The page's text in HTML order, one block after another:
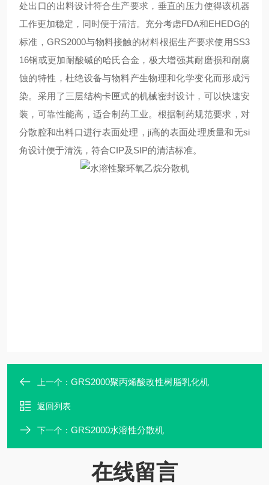
处出口的出料设计符合生产要求，垂直的压力使得该机器
工作更加稳定，同时便于清洁。充分考虑FDA和EHEDG的
标准，GRS2000与物料接触的材料根据生产要求使用SS3
16钢或更加耐酸碱的哈氏合金，极大增强其耐磨损和耐腐
蚀的特性，杜绝设备与物料产生物理和化学变化而形成污
染。采用了三层结构卡匣式的机械密封设计，可以快速安
装，可靠性能高，适合制药工业。根据制药规范要求，对
分散腔和出料口进行表面处理，ji高的表面处理质量和无si
角设计便于清洗，符合CIP及SIP的清洁标准。
上一个： GRS2000聚丙烯酸改性树脂乳化机
返回列表
下一个： GRS2000水溶性分散机
在线留言